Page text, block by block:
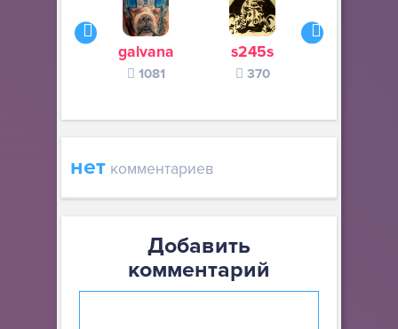
galvana
1081
s245s
370
нет комментариев
Добавить
комментарий